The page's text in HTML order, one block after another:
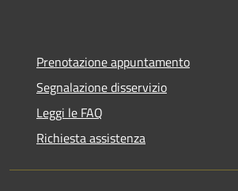
Prenotazione appuntamento
Segnalazione disservizio
Leggi le FAQ
Richiesta assistenza